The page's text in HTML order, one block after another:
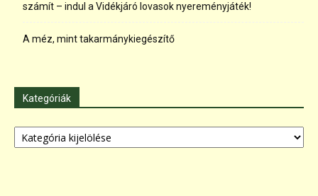
számít – indul a Vidékjáró lovasok nyereményjáték!
A méz, mint takarmánykiegészítő
Kategóriák
Kategóriák